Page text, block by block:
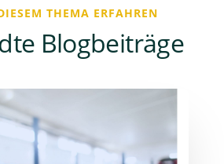
THEMA ERFAHREN
Blogbeiträge